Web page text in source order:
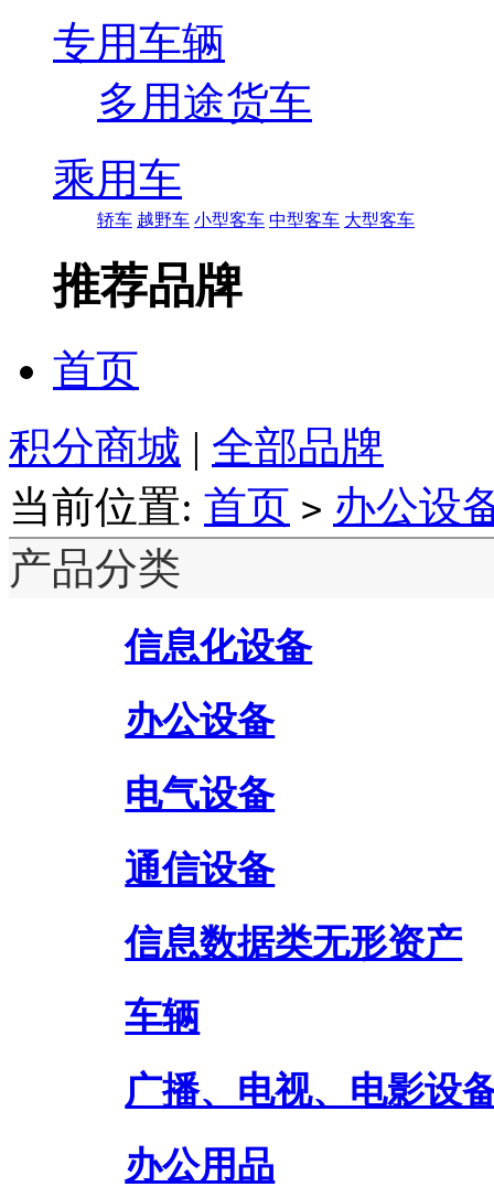
专用车辆
多用途货车
乘用车
轿车 越野车 小型客车 中型客车 大型客车
推荐品牌
首页
积分商城 | 全部品牌
当前位置: 首页 > 办公设
产品分类
信息化设备
办公设备
电气设备
通信设备
信息数据类无形资产
车辆
广播、电视、电影设
办公用品